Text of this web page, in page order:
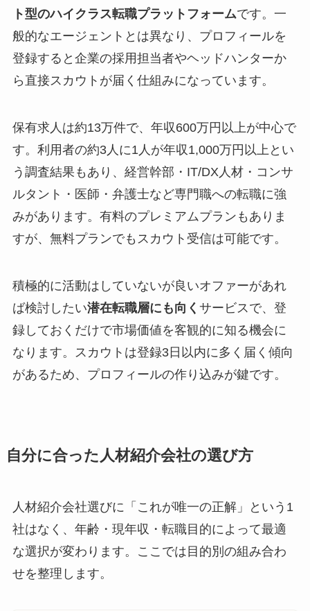
ト型のハイクラス転職プラットフォームです。一
般的なエージェントとは異なり、プロフィールを
登録すると企業の採用担当者やヘッドハンターか
ら直接スカウトが届く仕組みになっています。
保有求人は約13万件で、年収600万円以上が中心で
す。利用者の約3人に1人が年収1,000万円以上とい
う調査結果もあり、経営幹部・IT/DX人材・コンサ
ルタント・医師・弁護士など専門職への転職に強
みがあります。有料のプレミアムプランもありま
すが、無料プランでもスカウト受信は可能です。
積極的に活動はしていないが良いオファーがあれ
ば検討したい潜在転職層にも向く サービスで、登
録しておくだけで市場価値を客観的に知る機会に
なります。スカウトは登録3日以内に多く届く傾向
があるため、プロフィールの作り込みが鍵です。
自分に合った人材紹介会社の選び方
人材紹介会社選びに「これが唯一の正解」という1
社はなく、年齢・現年収・転職目的によって最適
な選択が変わります。ここでは目的別の組み合わ
せを整理します。